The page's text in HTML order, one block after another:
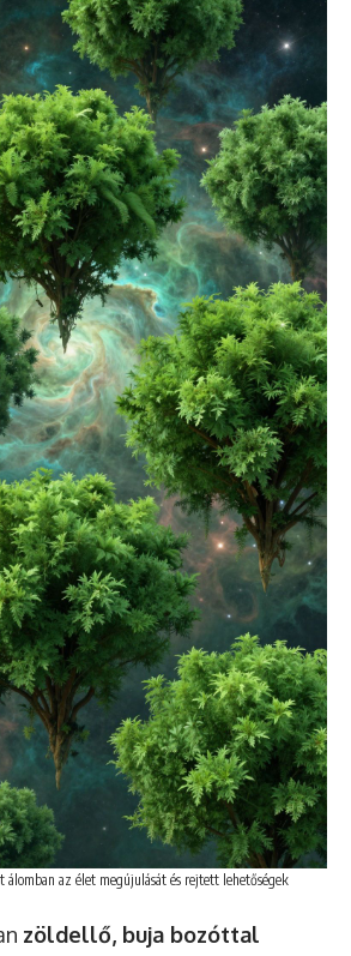
álomban az élet megújulását és rejtett lehetőségek
zöldellő, buja bozóttal